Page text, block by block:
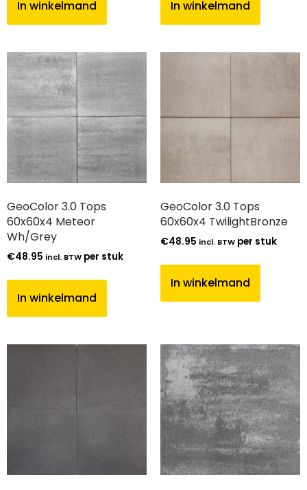
In winkelmand In winkelmand
GeoColor 3.0 Tops
60x60x4 Meteor
Wh/Grey
€48.95 incl. BTW per stuk
In winkelmand
GeoColor 3.0 Tops
60x60x4 TwilightBronze
€48.95 incl. BTW per stuk
In winkelmand